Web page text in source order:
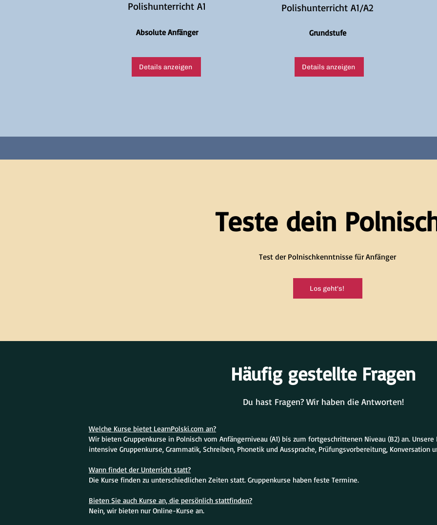
Polishunterricht A1
Absolute Anfänger
Details anzeigen
Polishunterricht A1/A2
Grundstufe
Details anzeigen
Teste dein
Test der Polnischkenntnisse für Anfänger
Los geht's!
Häufig gestellte Fragen
Du hast Fragen? Wir haben die Antworten!
Welche Kurse bietet LearnPolski.com an?
Wir bieten Gruppenkurse in Polnisch vom Anfängerniveau (A1) bis zum fortgeschrittenen Niveau (B2) an.
intensive Gruppenkurse, Grammatik, Schreiben, Phonetik und Aussprache, Prüfungsvorbereitung, Konversation
Wann findet der Unterricht statt?
Die Kurse finden zu unterschiedlichen Zeiten statt. Gruppenkurse haben feste Termine.
Bieten Sie auch Kurse an, die persönlich stattfinden?
Nein, wir bieten nur Online-Kurse an.